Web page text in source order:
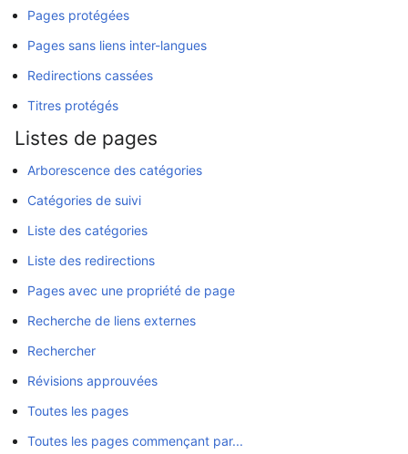
Pages protégées
Pages sans liens inter-langues
Redirections cassées
Titres protégés
Listes de pages
Arborescence des catégories
Catégories de suivi
Liste des catégories
Liste des redirections
Pages avec une propriété de page
Recherche de liens externes
Rechercher
Révisions approuvées
Toutes les pages
Toutes les pages commençant par...